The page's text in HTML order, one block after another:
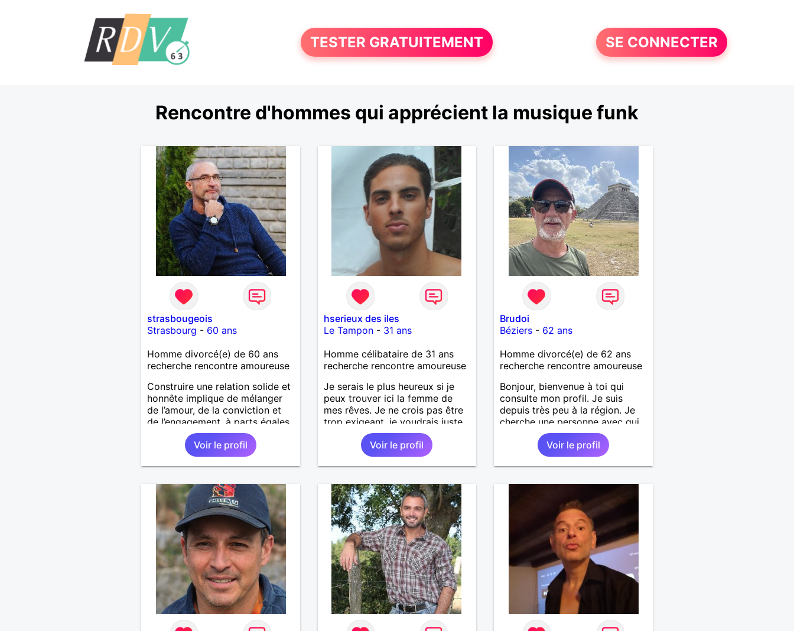
TESTER GRATUITEMENT SE CONNECTER
Rencontre d'hommes qui apprécient la musique funk
strasbougeois
Strasbourg - 60 ans
Homme divorcé(e) de 60 ans
recherche rencontre amoureuse
Construire une relation solide et
honnête implique de mélanger
de l’amour, de la conviction et
de l’engagement, à parts égales.
Par sérieux, il est nécessaire
d’entendre franchise, vérité,
liberté, respect et sincérité.
Donc ma recherche s'oriente
région de Strasbourg et
alentours.
Voir le profil
hserieux des iles
Le Tampon- 31 ans
Homme célibataire de 31 ans
recherche rencontre amoureuse
Je serais le plus heureux si je
peux trouver ici la femme de
mes rêves. Je ne crois pas être
trop exigeant, je voudrais juste
qu'elle soit sincère et fidèle.
Ensuite chacun ses qualités et
ses défauts. Venez dialoguer
avec moi si ça vous tente !
Voir le profil
Brudoi
Béziers - 62 ans
Homme divorcé(e) de 62 ans
recherche rencontre amoureuse
Bonjour, bienvenue à toi qui
consulte mon profil. Je suis
depuis très peu à la région. Je
cherche une personne avec qui
je pourrais partager une vie
amoureuse. J’aime parler,
rencontrer les amis, la
tendresse, la sincérité,
Voir le profil